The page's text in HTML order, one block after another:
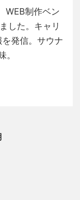
WEB制作ベン
した。キャリ
発信。サウナ
。